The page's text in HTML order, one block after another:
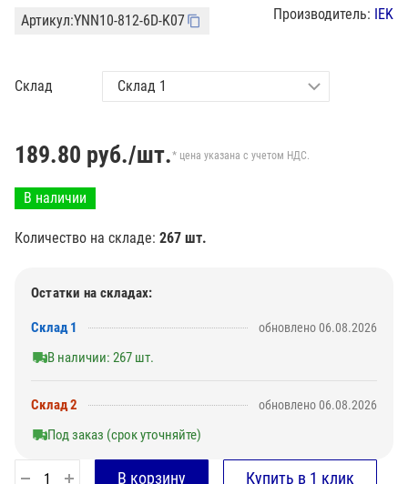
Артикул:YNN10-812-6D-K07 Производитель: IEK
Склад
189.80 руб./шт.* цена указана с учетом НДС.
В наличии
Количество на складе: 267 шт.
Остатки на складах:
Склад 1 обновлено 06.08.2026
В наличии: 267 шт.
Склад 2 обновлено 06.08.2026
Под заказ (срок уточняйте)